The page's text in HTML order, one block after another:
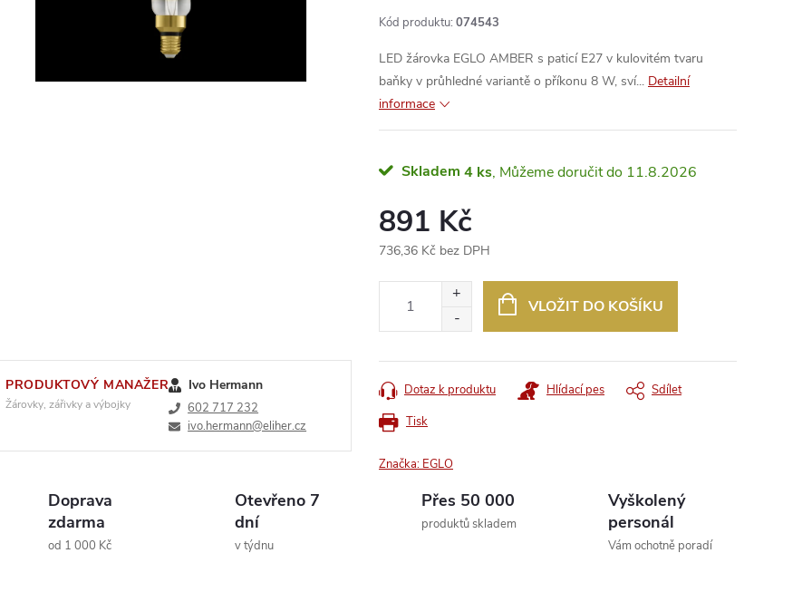
PRODUKTOVÝ MANAŽER
Žárovky, zářivky a výbojky
Ivo Hermann
602 717 232
ivo.hermann@eliher.cz
Kód produktu: 074543
LED žárovka EGLO AMBER s paticí E27 v kulovitém tvaru
baňky v průhledné variantě o příkonu 8 W, sví... Detailní
informace
Skladem 4 ks 11.8.2026
891 Kč
736,36 Kč bez DPH
VLOŽIT DO KOŠÍKU
Tisk
Dotaz k produktu Hlídací pes Sdílet
Značka: EGLO
Doprava
zdarma
od 1 000 Kč
Otevřeno 7
dní
v týdnu
Přes 50 000
produktů skladem
Vyškolený
personál
Vám ochotně poradí